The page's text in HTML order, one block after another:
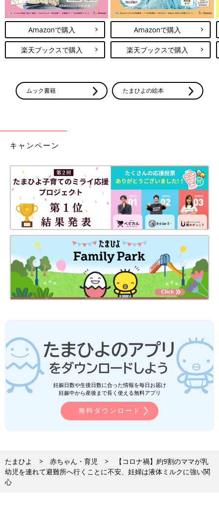
Amazonで購入
楽天ブックスで購入
Amazonで購入
楽天ブックスで購入
ムック書籍 たまひよの絵本
キャンペーン
妊娠日数や生後日数に合った情報を毎日お届け
妊娠中から産後まで長く使える無料アプリ
無料ダウンロード
たまひよ 赤ちゃん・育児
【コロナ禍】約9割のママが乳
幼児を連れて避難所へ行くことに不安、妊婦は液体ミルクに強い関
心